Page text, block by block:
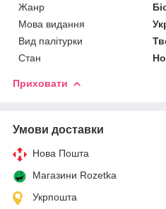
Жанр
Мова видання
Вид палітурки
Стан
Приховати
Умови доставки
Нова Пошта
Магазини Rozetka
Укрпошта